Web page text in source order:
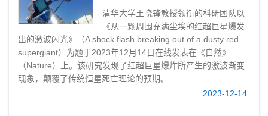
清华大学王晓锋教授领衔的科研团队以
《从一颗周围充满尘埃的红超巨星爆发
出的激波闪光》（A shock flash breaking out of a dusty red
supergiant）为题于2023年12月14日在线发表在《自然》
（Nature）上。该研究发现了红超巨星爆炸所产生的激波渐变
现象，颠覆了传统恒星死亡理论的预期。...
2023-12-14